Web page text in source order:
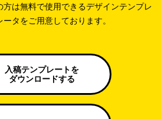
は無料で使用できるデザインテンプレ
タをご用意しております。
入稿テンプレートを
ダウンロードする